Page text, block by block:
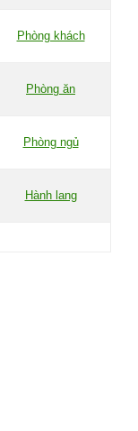
Phòng khách
Phòng ăn
Phòng ngủ
Hành lang